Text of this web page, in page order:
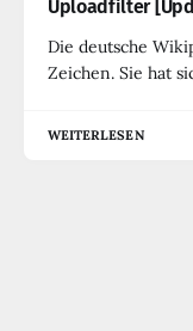
Uploadfilter
Die deutsche
Zeichen. Sie hat
WEITERLESEN